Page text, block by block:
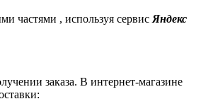
частями , используя сервис Яндекс
заказа. В интернет-магазине